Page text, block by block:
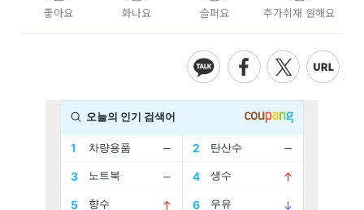
좋아요 화나요 슬퍼요 추가취재 원해요